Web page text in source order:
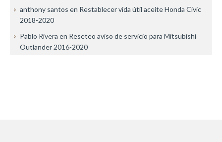
anthony santos en Restablecer vida útil aceite Honda Civic
2018-2020
Pablo Rivera en Reseteo aviso de servicio para Mitsubishi
Outlander 2016-2020